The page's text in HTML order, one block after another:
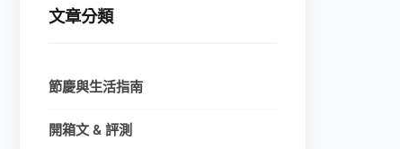
文章分類
節慶與生活指南
開箱文 & 評測